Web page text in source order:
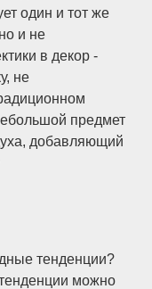
один и тот же
и не
в декор -
не
предмет
добавляющий
тенденции?
можно